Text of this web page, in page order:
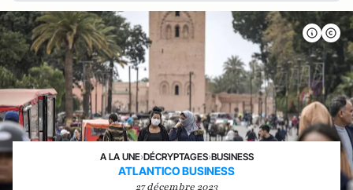
A LA UNE›DÉCRYPTAGES›BUSINESS
ATLANTICO BUSINESS
27 décembre 2023